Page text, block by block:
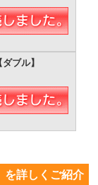
を詳しくご紹介